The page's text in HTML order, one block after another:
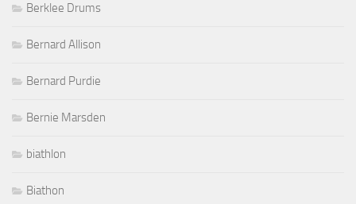
Berklee Drums
Bernard Allison
Bernard Purdie
Bernie Marsden
biathlon
Biathon